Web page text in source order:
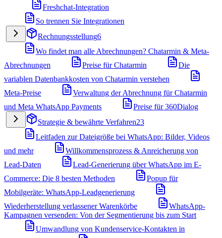
Freshchat-Integration
So trennen Sie Integrationen
Rechnungsstellung6
Wo findet man alle Abrechnungen? Chatarmin & Meta-
Abrechnungen
Preise für Chatarmin
Die
variablen Datenbankkosten von Chatarmin verstehen
Meta-Preise
Verwaltung der Abrechnung für Chatarmin
und Meta WhatsApp Payments
Preise für 360Dialog
Strategie & bewährte Verfahren23
Leitfaden zur Dateigröße bei WhatsApp: Bilder, Videos
und mehr
Willkommensprozess & Anreicherung von
Lead-Daten
Lead-Generierung über WhatsApp im E-
Commerce: Die 8 besten Methoden
Popup für
Mobilgeräte: WhatsApp-Leadgenerierung
Wiederherstellung verlassener Warenkörbe
WhatsApp-
Kampagnen versenden: Von der Segmentierung bis zum Start
Umwandlung von Kundenservice-Kontakten in